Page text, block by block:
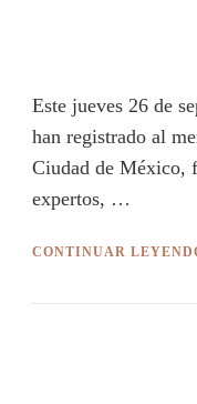
Este jueves 26 de
han registrado al
Ciudad de México,
expertos, …
CONTINUAR